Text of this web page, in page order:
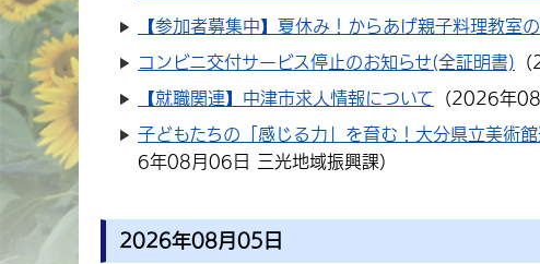
【参加者募集中】夏休み！からあげ親子料理教室
コンビニ交付サービス停止のお知らせ(全証明書) （
【就職関連】中津市求人情報について （2026年
子どもたちの「感じる力」を育む！大分県立美術
6年08月06日
三光地域振興課）
2026年08月05日